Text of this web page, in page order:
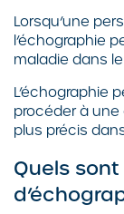
Lorsqu’une
l’échographie
maladie dans
L’échographie
procéder à une
plus précis
Quels